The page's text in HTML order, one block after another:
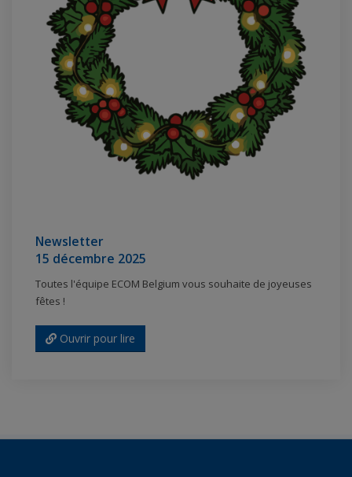
Newsletter
15 décembre 2025
Toutes l'équipe ECOM Belgium vous souhaite de joyeuses
fêtes !
Ouvrir pour lire